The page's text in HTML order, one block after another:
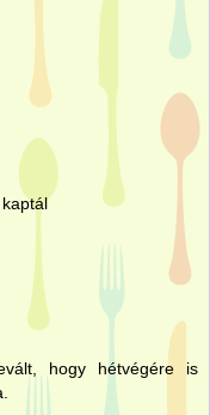
hogy hétvégére is